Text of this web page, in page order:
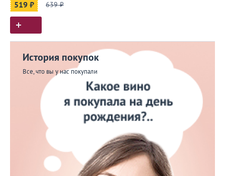
519 ₽ 639 ₽
История покупок
Все, что вы у нас покупали